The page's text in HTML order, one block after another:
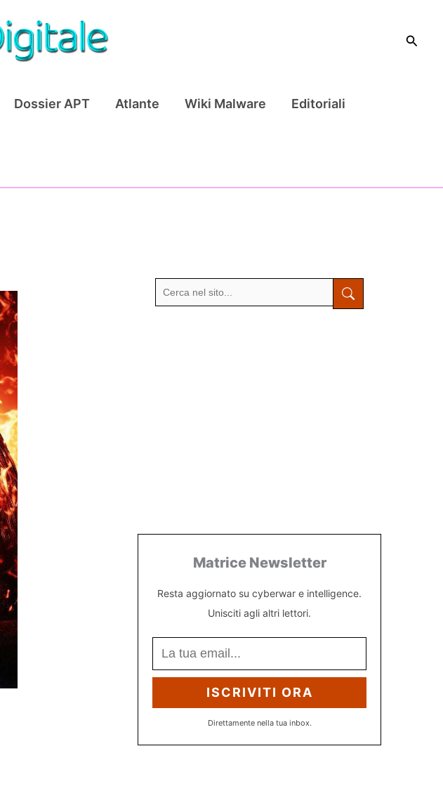
Cerca
Dossier APT Atlante Wiki Malware Editoriali
Matrice Newsletter
Resta aggiornato su cyberwar e intelligence.
Unisciti agli altri lettori.
ISCRIVITI ORA
Direttamente nella tua inbox.